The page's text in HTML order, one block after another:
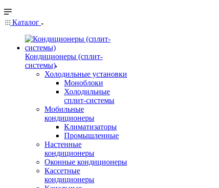
Каталог
Кондиционеры (сплит-
системы)
Холодильные установки
Моноблоки
Холодильные
сплит-системы
Мобильные
кондиционеры
Климатизаторы
Промышленные
Настенные
кондиционеры
Оконные кондиционеры
Кассетные
кондиционеры